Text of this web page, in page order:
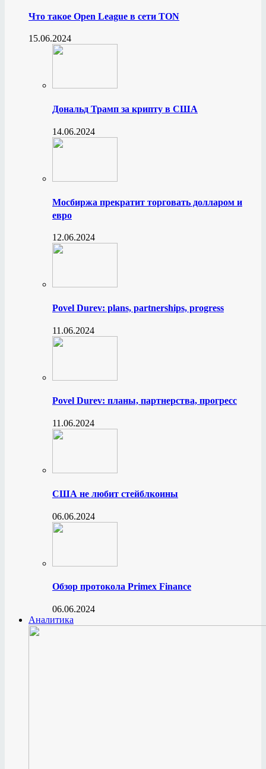
Что такое Open League в сети TON
15.06.2024
Дональд Трамп за крипту в США
14.06.2024
Мосбиржа прекратит торговать долларом и
евро
12.06.2024
Povel Durev: plans, partnerships, progress
11.06.2024
Povel Durev: планы, партнерства, прогресс
11.06.2024
США не любит стейблкоины
06.06.2024
Обзор протокола Primex Finance
06.06.2024
Аналитика